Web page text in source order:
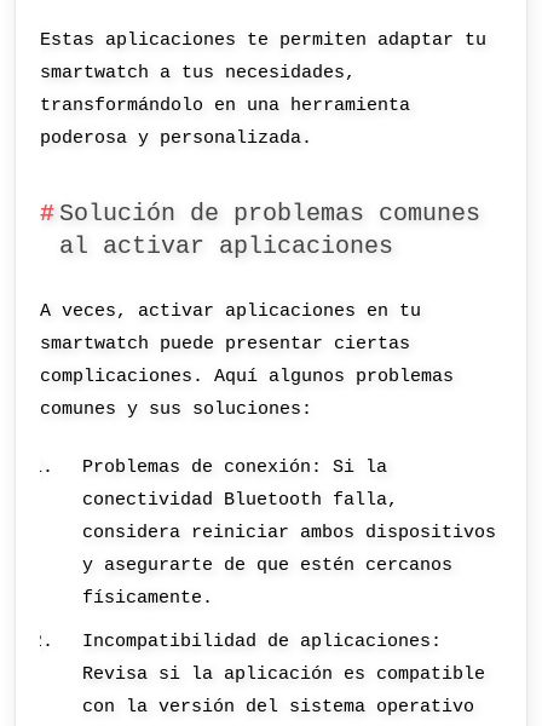
Estas aplicaciones te permiten adaptar tu
smartwatch a tus necesidades,
transformándolo en una herramienta
poderosa y personalizada.
Solución de problemas comunes
al activar aplicaciones
A veces, activar aplicaciones en tu
smartwatch puede presentar ciertas
complicaciones. Aquí algunos problemas
comunes y sus soluciones:
Problemas de conexión: Si la
conectividad Bluetooth falla,
considera reiniciar ambos dispositivos
y asegurarte de que estén cercanos
físicamente.
Incompatibilidad de aplicaciones:
Revisa si la aplicación es compatible
con la versión del sistema operativo